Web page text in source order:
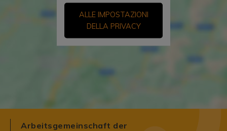
ALLE IMPOSTAZIONI
DELLA PRIVACY
Arbeitsgemeinschaft der